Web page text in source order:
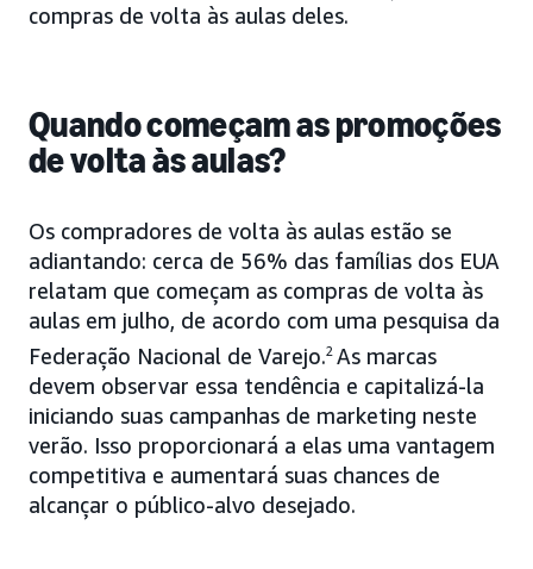
compras de volta às aulas deles.
Quando começam as promoções
de volta às aulas?
Os compradores de volta às aulas estão se
adiantando: cerca de 56% das famílias dos EUA
relatam que começam as compras de volta às
aulas em julho, de acordo com uma pesquisa da
Federação Nacional de Varejo.2 As marcas
devem observar essa tendência e capitalizá-la
iniciando suas campanhas de marketing neste
verão. Isso proporcionará a elas uma vantagem
competitiva e aumentará suas chances de
alcançar o público-alvo desejado.